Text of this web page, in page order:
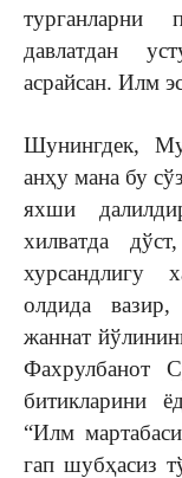
давлатдан
асрайсан. Илм
Шунингдек,
анҳу мана бу
яхши
хилватда
хурсандлигу
олдида
жаннат
Фахрулбанот
битикларини
“Илм
гап шубҳасиз